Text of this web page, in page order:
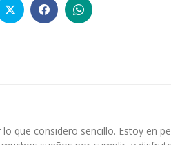
que considero sencillo. Estoy en